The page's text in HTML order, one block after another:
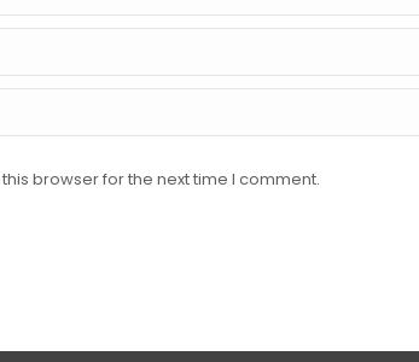
browser for the next time I comment.